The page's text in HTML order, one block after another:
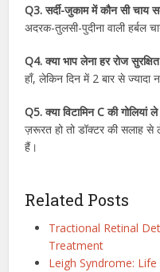
Q3. सर्दी-जुकाम में कौन सी चाय
अदरक-तुलसी-पुदीना वाली हर्बल
Q4. क्या भाप लेना हर रोज
हाँ, लेकिन दिन में 2 बार से
Q5. क्या विटामिन C की गोलियां
ज़रूरत हो तो डॉक्टर की सलाह
हैं।
Related Posts
Tractional Retinal
Treatment
Leigh Syndrome: